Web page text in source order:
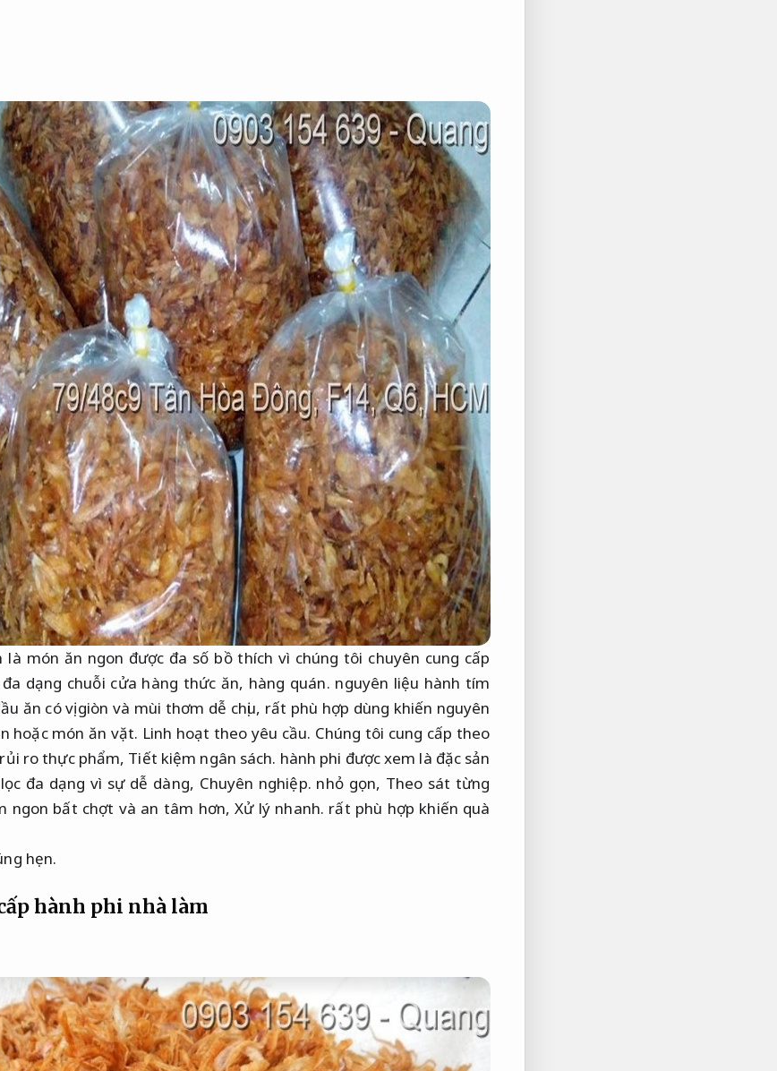
là món ăn ngon được đa số bồ thích vì chúng tôi chuyên cung cấp
dạng chuỗi cửa hàng thức ăn, hàng quán. nguyên liệu hành tím
ăn có vị giòn và mùi thơm dễ chịu, rất phù hợp dùng khiến nguyên
hoặc món ăn vặt. Linh hoạt theo yêu cầu. Chúng tôi cung cấp theo
ro thực phẩm, Tiết kiệm ngân sách. hành phi được xem là đặc sản
đa dạng vì sự dễ dàng, Chuyên nghiệp. nhỏ gọn, Theo sát từng
ngon bất chợt và an tâm hơn,Xử lý nhanh. rất phù hợp khiến quà
hẹn.
hành phi nhà làm